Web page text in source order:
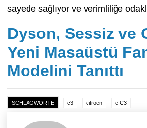
sayede sağlıyor ve verimliliğe
Dyson, Sessiz ve
Yeni Masaüstü
Modelini Tanıttı
SCHLAGWORTE c3 citroen e-C3